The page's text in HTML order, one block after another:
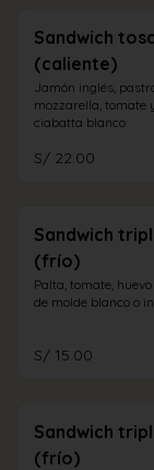
Sandwich
(caliente)
Jamón inglés,
mozzarella, tomate
ciabatta blanco
S/ 22.00
Sandwich
(frío)
Palta, tomate,
de molde blanco o
S/ 15.00
Sandwich
(frío)